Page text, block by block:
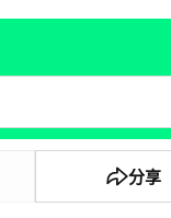
分享